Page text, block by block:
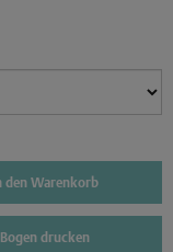
den Warenkorb
Bogen drucken